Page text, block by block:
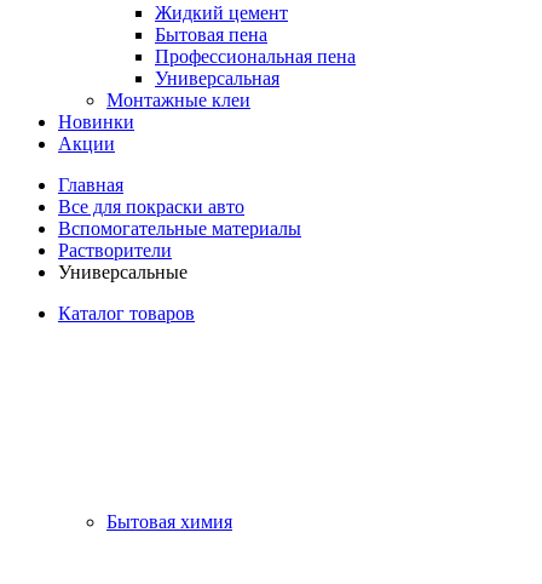
Жидкий цемент
Бытовая пена
Профессиональная пена
Универсальная
Монтажные клеи
Новинки
Акции
Главная
Все для покраски авто
Вспомогательные материалы
Растворители
Универсальные
Каталог товаров
Бытовая химия